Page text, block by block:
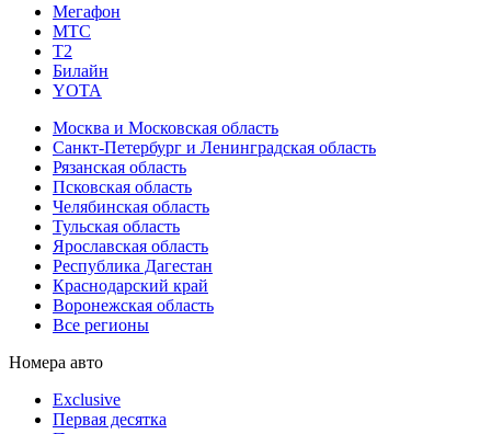
Мегафон
МТС
Т2
Билайн
YOTA
Москва и Московская область
Санкт-Петербург и Ленинградская область
Рязанская область
Псковская область
Челябинская область
Тульская область
Ярославская область
Республика Дагестан
Краснодарский край
Воронежская область
Все регионы
Номера авто
Exclusive
Первая десятка